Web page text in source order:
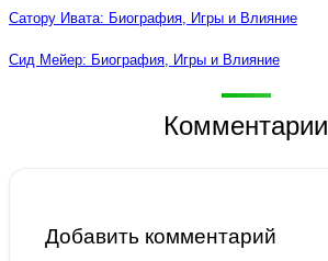
Сатору Ивата: Биография, Игры и Влияние
Сид Мейер: Биография, Игры и Влияние
Комментарии
Добавить комментарий